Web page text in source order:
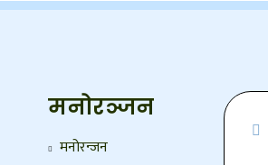
मनोरञ्जन
मनोरन्जन